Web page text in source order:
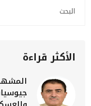
الأكثر قراءة